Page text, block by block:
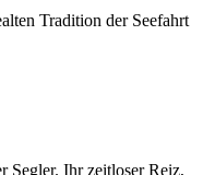
Tradition der Seefahrt
Segler. Ihr zeitloser Reiz,